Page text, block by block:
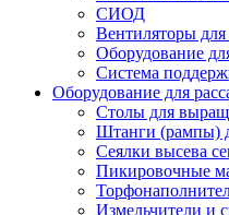
СИОД
Вентиляторы для
Оборудование
Система
Оборудование для
Столы для
Штанги (рампы)
Сеялки высева
Пикировочные
Измельчители и